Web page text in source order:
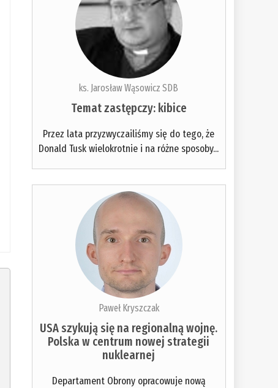
ks. Jarosław Wąsowicz SDB
Temat zastępczy: kibice
Przez lata przyzwyczailiśmy się do tego, że
Donald Tusk wielokrotnie i na różne sposoby...
Paweł Kryszczak
USA szykują się na regionalną wojnę.
Polska w centrum nowej strategii
nuklearnej
Departament Obrony opracowuje nową